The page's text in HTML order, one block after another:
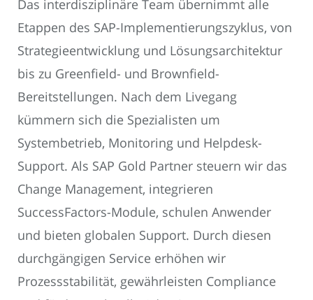
Das interdisziplinäre Team übernimmt alle
Etappen des SAP-Implementierungszyklus, von
Strategieentwicklung und Lösungsarchitektur
bis zu Greenfield- und Brownfield-
Bereitstellungen. Nach dem Livegang
kümmern sich die Spezialisten um
Systembetrieb, Monitoring und Helpdesk-
Support. Als SAP Gold Partner steuern wir das
Change Management, integrieren
SuccessFactors-Module, schulen Anwender
und bieten globalen Support. Durch diesen
durchgängigen Service erhöhen wir
Prozessstabilität, gewährleisten Compliance